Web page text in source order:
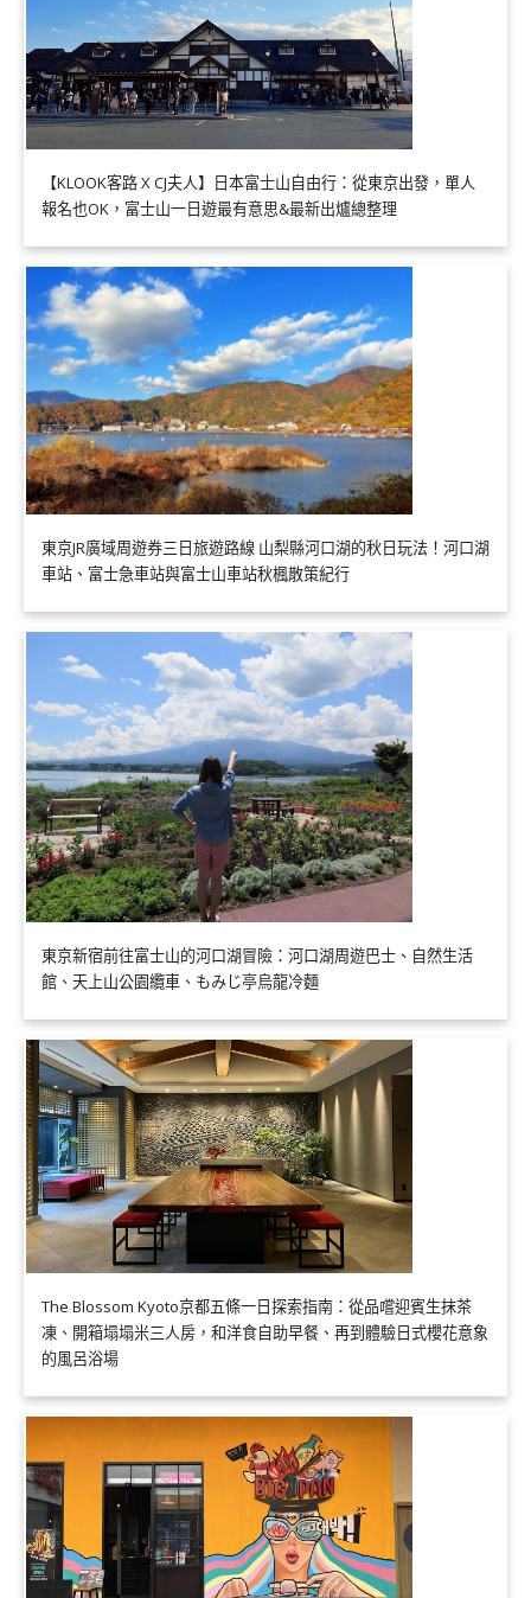
【KLOOK客路 X CJ夫人】日本富士山自由行：從東京出發，單人
報名也OK，富士山一日遊最有意思&最新出爐總整理
東京JR廣域周遊券三日旅遊路線 山梨縣河口湖的秋日玩法！河口湖
車站、富士急車站與富士山車站秋楓散策紀行
東京新宿前往富士山的河口湖冒險：河口湖周遊巴士、自然生活
館、天上山公園纜車、もみじ亭烏龍冷麵
The Blossom Kyoto京都五條一日探索指南：從品嚐迎賓生抹茶
凍、開箱塌塌米三人房，和洋食自助早餐、再到體驗日式櫻花意象
的風呂浴場